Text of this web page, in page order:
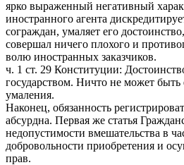
ярко выраженный негативный
иностранного агента
сограждан, умаляет его
совершал ничего плохого и
волю иностранных заказчиков.
ч. 1 ст. 29 Конституции:
государством. Ничто не может быть
умаления.
Наконец, обязанность
абсурдна. Первая же статья
недопустимости вмешательства в
добровольности приобретения и
прав.